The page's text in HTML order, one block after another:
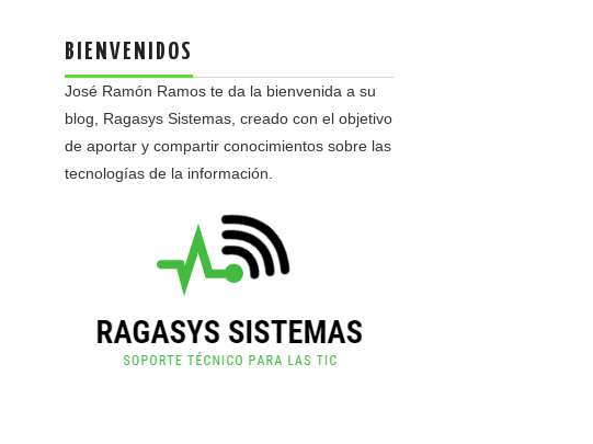
BIENVENIDOS
José Ramón Ramos te da la bienvenida a su
blog, Ragasys Sistemas, creado con el objetivo
de aportar y compartir conocimientos sobre las
tecnologías de la información.